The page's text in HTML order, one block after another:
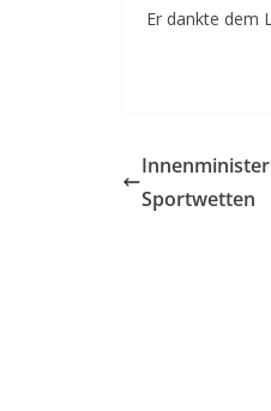
Er dankte dem
Sportwetten